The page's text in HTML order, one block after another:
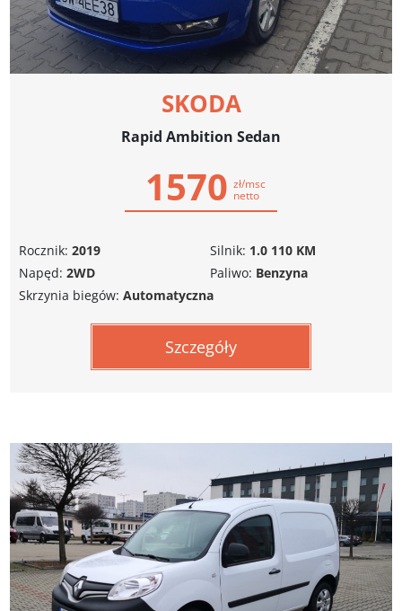
SKODA
Rapid Ambition Sedan
1570 zł/msc
netto
Rocznik: 2019
Napęd: 2WD
Silnik: 1.0 110 KM
Paliwo: Benzyna
Skrzynia biegów: Automatyczna
Szczegóły